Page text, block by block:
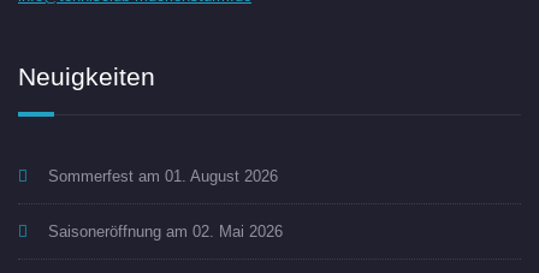
Neuigkeiten
Sommerfest am 01. August 2026
Saisoneröffnung am 02. Mai 2026